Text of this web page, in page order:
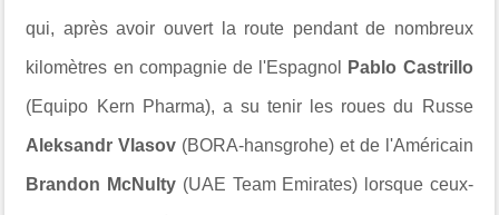
qui, après avoir ouvert la route pendant de nombreux
kilomètres en compagnie de l'Espagnol Pablo Castrillo
(Equipo Kern Pharma), a su tenir les roues du Russe
Aleksandr Vlasov (BORA-hansgrohe) et de l'Américain
Brandon McNulty (UAE Team Emirates) lorsque ceux-